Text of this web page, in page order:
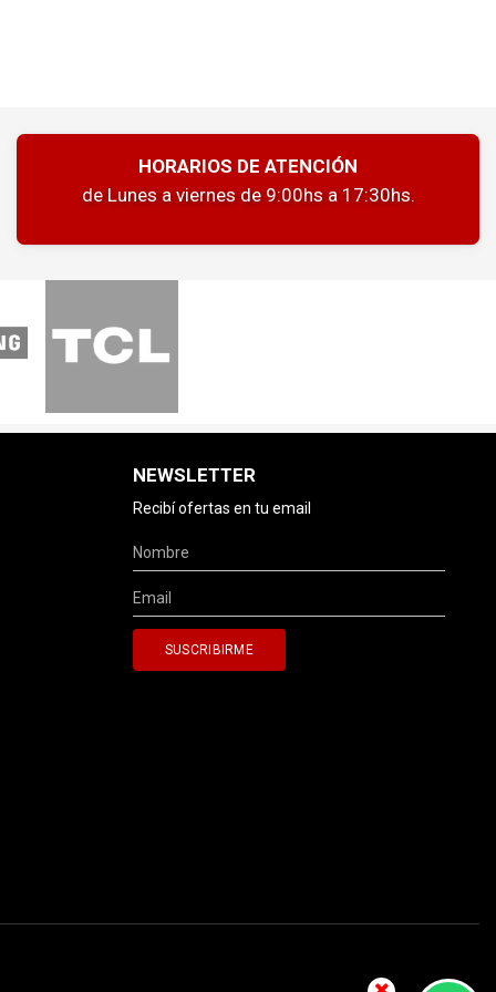
HORARIOS DE ATENCIÓN
de Lunes a viernes de 9:00hs a 17:30hs.
NEWSLETTER
Recibí ofertas en tu email